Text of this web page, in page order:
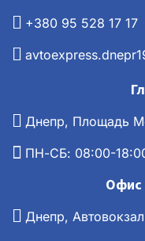
+380 95 528 17 17
Днепр, Площадь
ПН-СБ: 08:00-
Офис
Днепр,